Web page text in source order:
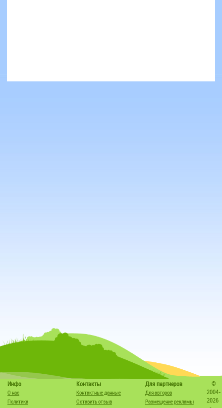
Инфо
О нас
Политика
Контакты
Контактные данные
Оставить отзыв
Для партнеров
Для авторов
Размещение рекламы
©
2004-
2026